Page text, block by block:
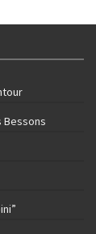
Bessons